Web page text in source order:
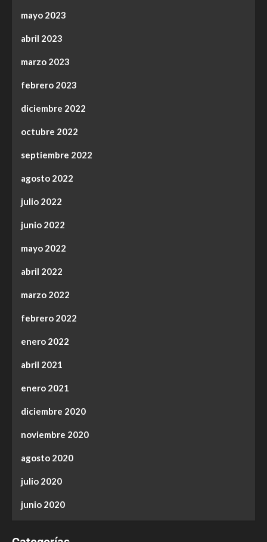
mayo 2023
abril 2023
marzo 2023
febrero 2023
diciembre 2022
octubre 2022
septiembre 2022
agosto 2022
julio 2022
junio 2022
mayo 2022
abril 2022
marzo 2022
febrero 2022
enero 2022
abril 2021
enero 2021
diciembre 2020
noviembre 2020
agosto 2020
julio 2020
junio 2020